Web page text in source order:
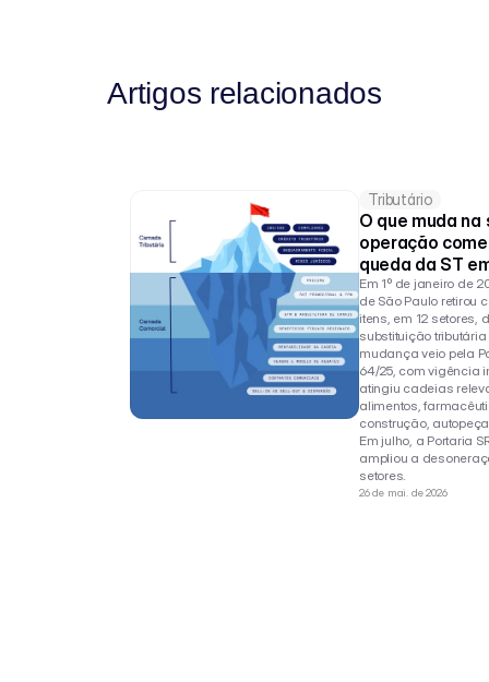
Artigos relacionados
Tributário
O que muda na
operação
queda da ST
Em 1º de janeiro de
de São Paulo retirou
itens, em 12 setores,
substituição tributária
mudança veio pela
64/25, com vigência
atingiu cadeias
alimentos,
construção,
Em julho, a Portaria
ampliou a
setores.
26 de mai. de 2026